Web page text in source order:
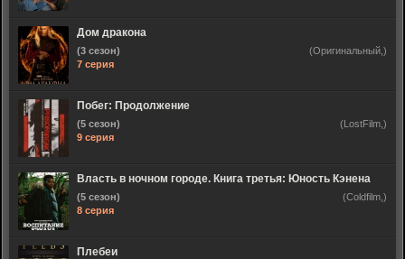
Дом дракона
(3 сезон)
7 серия
(Оригинальный,)
Побег: Продолжение
(5 сезон)
9 серия
(LostFilm,)
Власть в ночном городе. Книга третья: Юность Кэнена
(5 сезон)
8 серия
(Coldfilm,)
Плебеи